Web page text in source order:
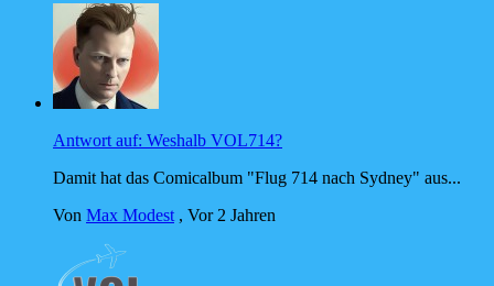
Antwort auf: Weshalb VOL714?
Damit hat das Comicalbum "Flug 714 nach Sydney" aus...
Von Max Modest , Vor 2 Jahren